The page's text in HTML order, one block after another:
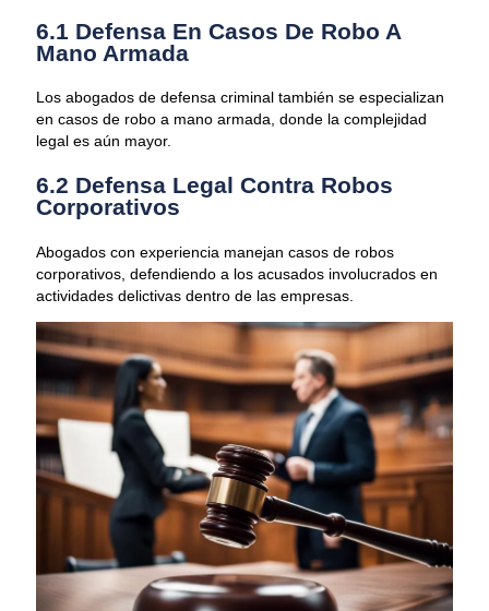
6.1 Defensa En Casos De Robo A
Mano Armada
Los abogados de defensa criminal también se especializan
en casos de robo a mano armada, donde la complejidad
legal es aún mayor.
6.2 Defensa Legal Contra Robos
Corporativos
Abogados con experiencia manejan casos de robos
corporativos, defendiendo a los acusados involucrados en
actividades delictivas dentro de las empresas.